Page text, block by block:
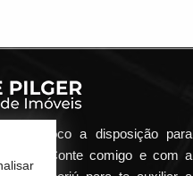
me coloco a disposição para
Conte comigo e com a